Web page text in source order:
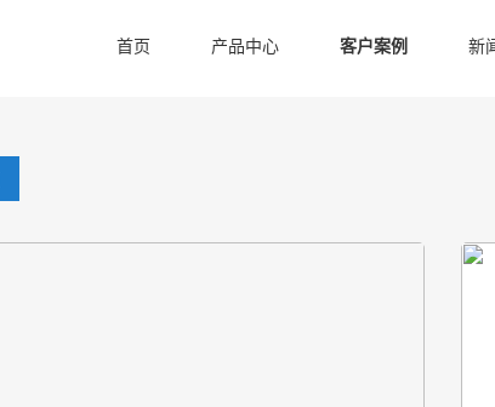
首页 产品中心 客户案例 新